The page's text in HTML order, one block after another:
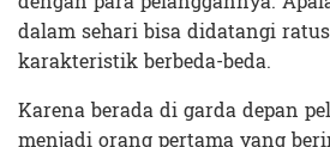
dalam sehari bisa didatangi
karakteristik berbeda-beda.
Karena berada di garda depan
menjadi orang pertama yang